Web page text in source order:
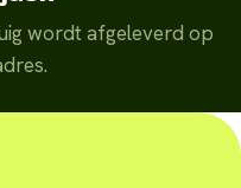
wordt afgeleverd op